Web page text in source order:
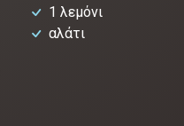
1 λεμόνι
αλάτι